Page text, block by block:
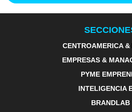
CENTROAMERICA &
EMPRESAS &
PYME
INTELIGENCIA
BRANDLAB